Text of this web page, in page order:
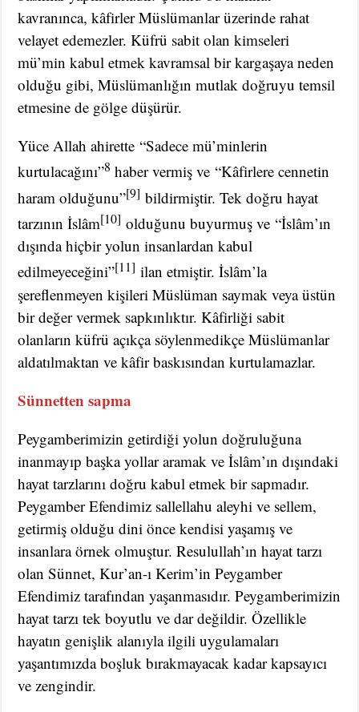
kavranınca, kâfirler Müslümanlar üzerinde rahat
velayet edemezler. Küfrü sabit olan kimseleri
mü’min kabul etmek kavramsal bir kargaşaya neden
olduğu gibi, Müslümanlığın mutlak doğruyu temsil
etmesine de gölge düşürür.
Yüce Allah ahirette “Sadece mü’minlerin
kurtulacağını”8haber vermiş ve “Kâfirlere cennetin
haram olduğunu”[9] bildirmiştir. Tek doğru hayat
tarzının İslâm[10] olduğunu buyurmuş ve “İslâm’ın
dışında hiçbir yolun insanlardan kabul
edilmeyeceğini”[11] ilan etmiştir. İslâm’la
şereflenmeyen kişileri Müslüman saymak veya üstün
bir değer vermek sapkınlıktır. Kâfirliği sabit
olanların küfrü açıkça söylenmedikçe Müslümanlar
aldatılmaktan ve kâfir baskısından kurtulamazlar.
Sünnetten sapma
Peygamberimizin getirdiği yolun doğruluğuna
inanmayıp başka yollar aramak ve İslâm’ın dışındaki
hayat tarzlarını doğru kabul etmek bir sapmadır.
Peygamber Efendimiz sallellahu aleyhi ve sellem,
getirmiş olduğu dini önce kendisi yaşamış ve
insanlara örnek olmuştur. Resulullah’ın hayat tarzı
olan Sünnet, Kur’an-ı Kerim’in Peygamber
Efendimiz tarafından yaşanmasıdır. Peygamberimizin
hayat tarzı tek boyutlu ve dar değildir. Özellikle
hayatın genişlik alanıyla ilgili uygulamaları
yaşantımızda boşluk bırakmayacak kadar kapsayıcı
ve zengindir.